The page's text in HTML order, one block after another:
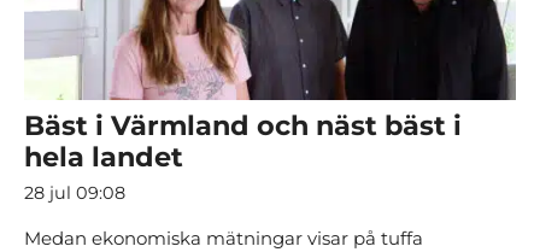
Bäst i Värmland och näst bäst i
hela landet
28 jul 09:08
Medan ekonomiska mätningar visar på tuffa